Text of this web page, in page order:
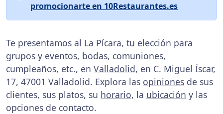
promocionarte en 10Restaurantes.es
Te presentamos al La Pícara, tu elección para
grupos y eventos, bodas, comuniones,
cumpleaños, etc., en Valladolid, en C. Miguel Íscar,
17, 47001 Valladolid. Explora las opiniones de sus
clientes, sus platos, su horario, la ubicación y las
opciones de contacto.